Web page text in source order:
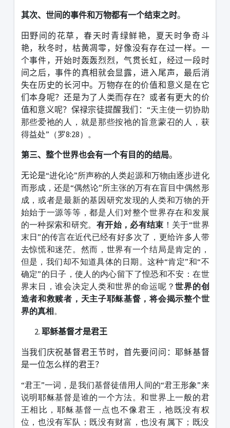
其次、世间的事件和万物都有一个结束之时。
田野间的花草，春天时青绿鲜艳，夏天时争奇斗
艳，秋冬时，枯黄凋零，好像没有存在过一样。一
个事件，开始时轰轰烈烈，气贯长虹，经过一段时
间之后，事件的真相就会显露，进入尾声，最后消
失在历史的长河中。万物存在的价值和意义是在它
们本身呢？还是为了人类而存在？或者有更大的价
值和意义呢？保禄宗徒提醒我们： “天主使一切协助
那些爱祂的人，就是那些按祂的旨意蒙召的人，获
得益处”（罗8:28）。
第三、整个世界也会有一个有目的的结局。
无论是“进化论”所声称的人类起源和万物由逐步进化
而形成，还是“偶然论”所主张的万有在盲目中偶然形
成，或者是最新的基因研究发现的人类和万物的开
始始于一源等等，都是人们对整个世界存在和发展
的一种探索和研究。 有开始，必有结束 ！关于“世界
末日”的传言在近代已经有好多次了，更给许多人带
去惊慌和迷茫。然而，世界有一个结局是肯定的，
但是，我们却不知道具体的日期。这种“肯定”和“不
确定”的日子，使人的内心留下了惶恐和不安：在世
界末日，谁会决定人类和世界的命运呢？世界的创
造者和救赎者，天主子耶稣基督，将会揭示整个世
界的真相。
耶稣基督才是君王
当我们庆祝基督君王节时，首先要问问：耶稣基督
是一位怎么样的君王？
“君王”一词，是我们基督徒借用人间的“君王形象”来
说明耶稣基督是谁的一个方法。和世界上一般的君
王相比，耶稣基督一点也不像君王，祂既没有权
位，也没有军队；既没有财富，也没有属下；既没